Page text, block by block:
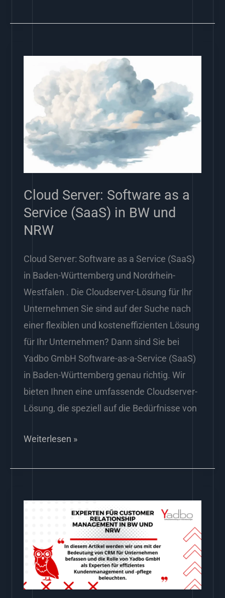
Cloud Server: Software as a
Service (SaaS) in BW und
NRW
Cloud Server: Software as a Service (SaaS)
in Baden-Württemberg und Nordrhein-
Westfalen . Die Cloudserver-Lösung für Ihr
Unternehmen Sie sind auf der Suche nach
einer flexiblen und kosteneffizienten Lösung
für Ihr Unternehmen? Dann sind Sie bei
Yadbo GmbH Software-as-a-Service (SaaS)
in Baden-Württemberg genau richtig. Wir
bieten Ihnen eine umfassende Cloudserver-
Lösung, die speziell auf die Bedürfnisse von
Server:
Software
a
Service
(SaaS)
BW
und
NRW
Weiterlesen »
Customer
Relationship
Management
in